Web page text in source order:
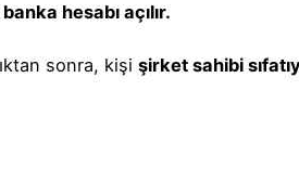
hesabı açılır.
sonra, kişişirket sahibi